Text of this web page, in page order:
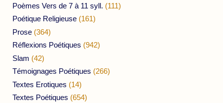
Poèmes Vers de 7 à 11 syll. (111)
Poétique Religieuse (161)
Prose (364)
Réflexions Poétiques (942)
Slam (42)
Témoignages Poétiques (266)
Textes Erotiques (14)
Textes Poétiques (654)